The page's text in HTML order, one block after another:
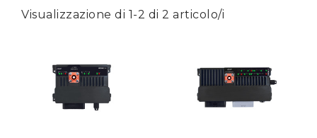
Visualizzazione di 1-2 di 2 articolo/i